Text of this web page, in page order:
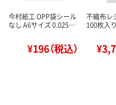
今村紙工 OPP袋シール
なし A6サイズ 0.025…
¥196（税込）
不織布レ
100枚入